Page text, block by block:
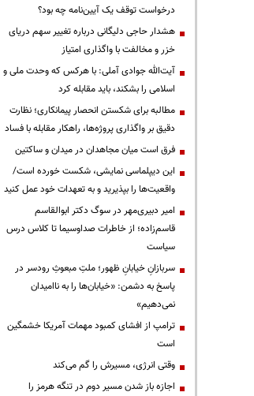
درخواست توقف یک آیین‌نامه چه بود؟
هشدار حاجی دلیگانی درباره تغییر سهم دریای
خزر و مخالفت با واگذاری امتیاز
آیت‌الله جوادی آملی: با هرکس که وحدت ملی و
اسلامی را بشکند، باید مقابله کرد
مطالبه برای شکستن انحصار پیمانکاری؛ نظارت
دقیق بر واگذاری پروژه‌ها، راهکار مقابله با فساد
فرق است میان مجاهدان در میدان و ساکتین
این دیپلماسی نمایشی، شکست خورده است/
واقعیت‌ها را بپذیرید و به تعهدات خود عمل کنید
امیر دبیری‌مهر در سوگ دکتر ابوالقاسم
قاسم‌زاده؛ از خاطرات صداوسیما تا کلاس درس
سیاست
سربازانِ خیابانِ ظهور؛ ملتِ مبعوثِ رودسر در
پاسخ به دشمن: «خیابان‌ها را به ناامیدان
نمی‌دهیم»
ترامپ از افشای کمبود مهمات آمریکا خشمگین
است
وقتی انرژی، مسیرش را گم می‌کند
اجازه باز شدن مسیر دوم در تنگه هرمز را